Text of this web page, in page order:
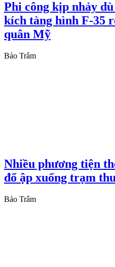
Phi công kịp nhảy
kích tàng hình F-35
quân Mỹ
Bảo Trâm
Nhiều phương tiện
đổ ập xuống trạm
Bảo Trâm